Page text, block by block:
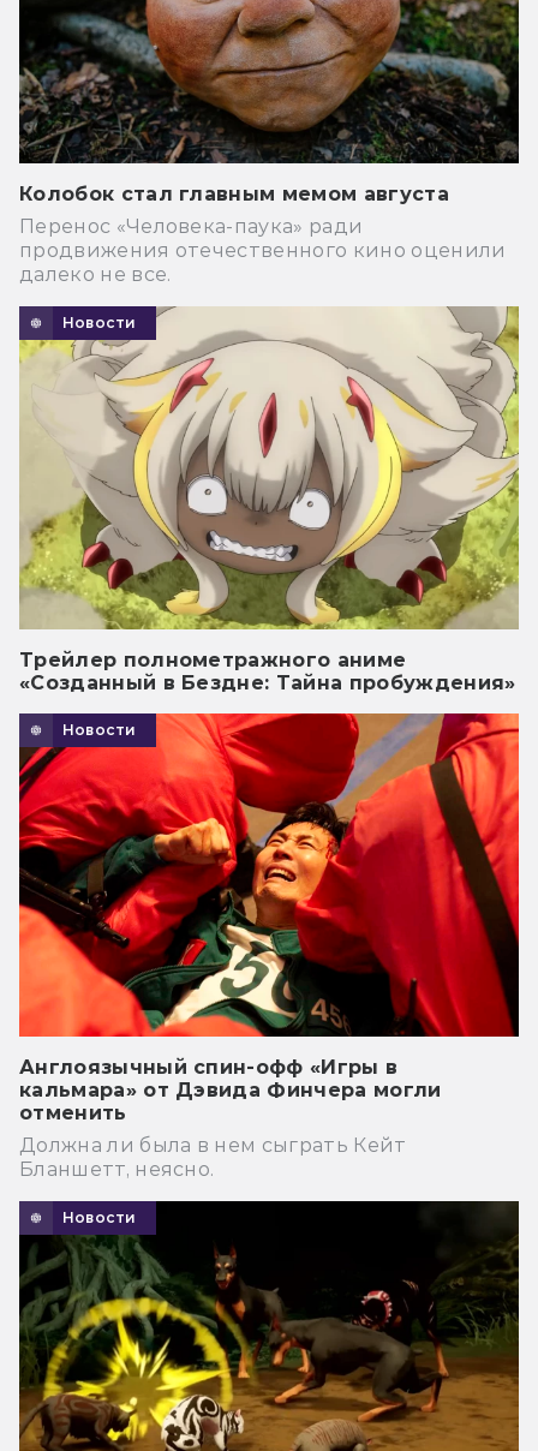
Колобок стал главным мемом августа
Перенос «Человека-паука» ради
продвижения отечественного кино оценили
далеко не все.
Новости
Трейлер полнометражного аниме
«Созданный в Бездне: Тайна пробуждения»
Новости
Англоязычный спин-офф «Игры в
кальмара» от Дэвида Финчера могли
отменить
Должна ли была в нем сыграть Кейт
Бланшетт, неясно.
Новости